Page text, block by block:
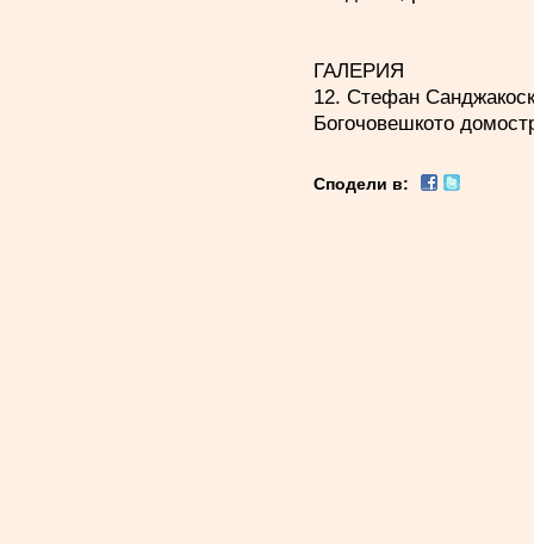
ГАЛЕРИЯ
12. Стефан
Богочовешкото
Сподели в: